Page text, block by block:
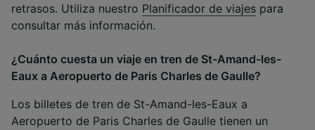
retrasos. Utiliza nuestro Planificador de viajes para
consultar más información.
¿Cuánto cuesta un viaje en tren de St-Amand-les-
Eaux a Aeropuerto de Paris Charles de Gaulle?
Los billetes de tren de St-Amand-les-Eaux a
Aeropuerto de Paris Charles de Gaulle tienen un